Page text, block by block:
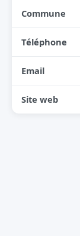
Commune
Téléphone
Email
Site web